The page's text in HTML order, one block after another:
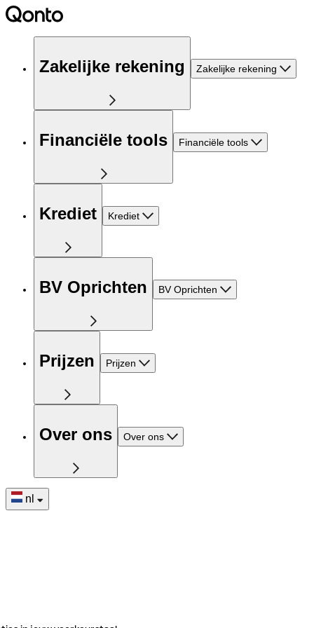
Zakelijke rekening Zakelijke rekening
Financiële tools Financiële tools
Krediet Krediet
BV Oprichten BV Oprichten
Prijzen Prijzen
Over ons Over ons
nl